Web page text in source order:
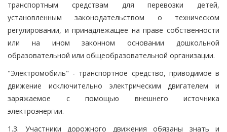
транспортным средствам для перевозки детей,
установленным законодательством о техническом
регулировании, и принадлежащее на праве собственности
или на ином законном основании дошкольной
образовательной или общеобразовательной организации.
"Электромобиль" - транспортное средство, приводимое в
движение исключительно электрическим двигателем и
заряжаемое с помощью внешнего источника
электроэнергии.
1.3. Участники дорожного движения обязаны знать и